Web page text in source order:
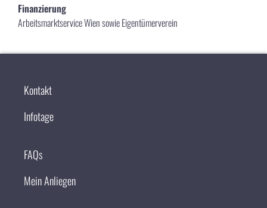
Finanzierung
Arbeitsmarktservice Wien sowie Eigentümerverein
Kontakt
Infotage
FAQs
Mein Anliegen